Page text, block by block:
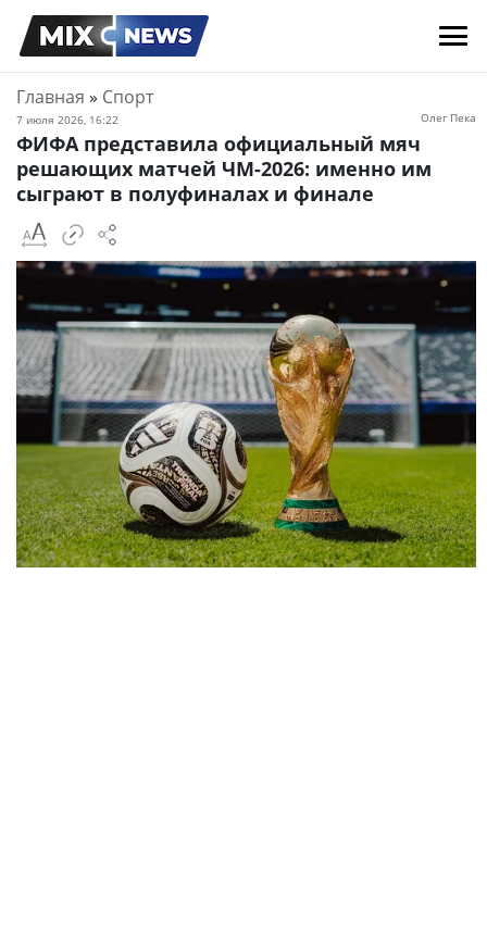
Главная » Спорт
7 июля 2026, 16:22 Олег Пека
ФИФА представила официальный мяч
решающих матчей ЧМ-2026: именно им
сыграют в полуфиналах и финале